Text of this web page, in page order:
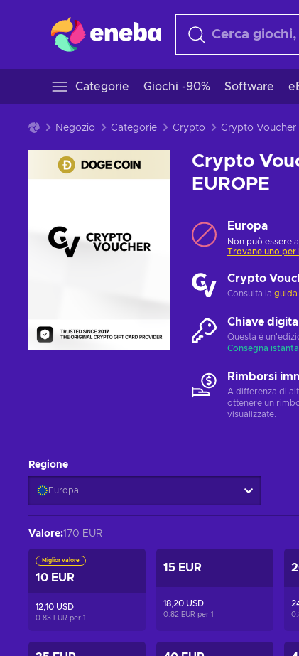
Categorie Giochi -90% Software
Negozio Categorie Crypto Crypto Voucher
Crypto
EUROPE
Europa
Non può essere
Trovane uno per
Crypto
Consulta la guida
Chiave
Questa è
Consegna
Rimborsi
A differenza di
ottenere un
visualizzate.
Regione
Europa
Valore:170 EUR
Miglior valore
10 EUR
12,10 USD
0.83 EUR per 1
15 EUR
18,20 USD
0.82 EUR per 1